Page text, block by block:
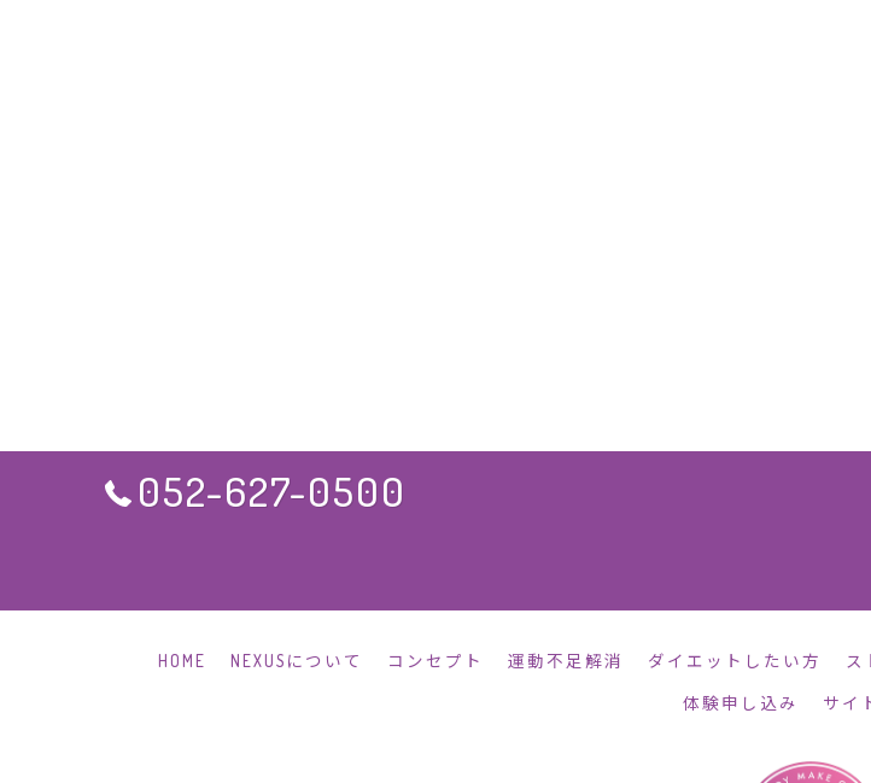
052-627-0500
HOME NEXUSについて コンセプト 運動不足解消 ダイエットしたい方 ス
体験申し込み サイ